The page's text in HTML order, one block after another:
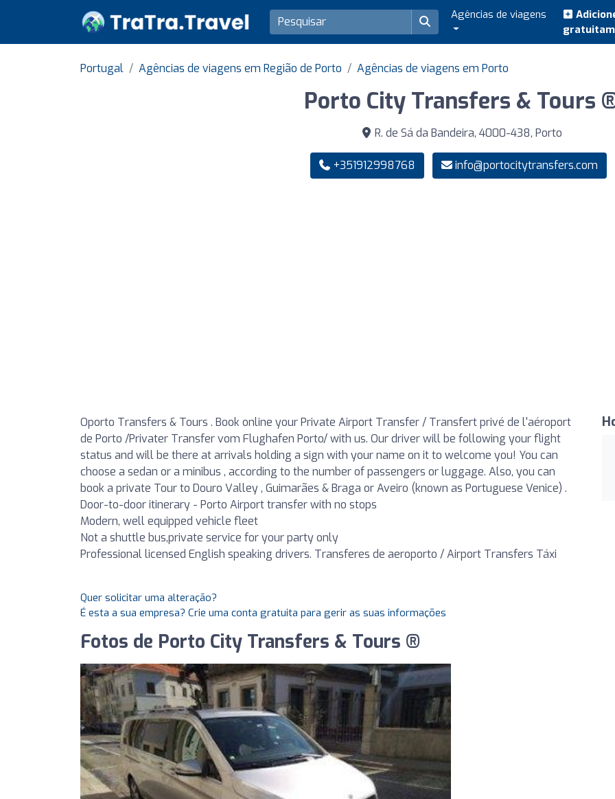
Agências de viagens
Portugal Agências de viagens em Região de Porto Agências de viagens em Porto
Porto City Transfers & Tours
R. de Sá da Bandeira, 4000-438, Porto
+351912998768 info@portocitytransfers.com
Oporto Transfers & Tours . Book online your Private Airport Transfer / Transfert privé de l'aéroport
de Porto /Privater Transfer vom Flughafen Porto/ with us. Our driver will be following your flight
status and will be there at arrivals holding a sign with your name on it to welcome you! You can
choose a sedan or a minibus , according to the number of passengers or luggage. Also, you can
book a private Tour to Douro Valley , Guimarães & Braga or Aveiro (known as Portuguese Venice) .
Door-to-door itinerary - Porto Airport transfer with no stops
Modern, well equipped vehicle fleet
Not a shuttle bus,private service for your party only
Professional licensed English speaking drivers. Transferes de aeroporto / Airport Transfers Táxi
Quer solicitar uma alteração?
É esta a sua empresa? Crie uma conta gratuita para gerir as suas informações
Fotos de Porto City Transfers & Tours ®️